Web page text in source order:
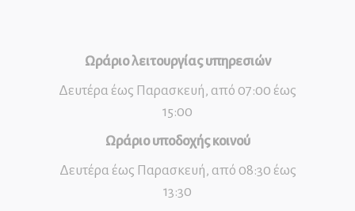
Ωράριο λειτουργίας υπηρεσιών
Δευτέρα έως Παρασκευή, από 07:00 έως
15:00
Ωράριο υποδοχής κοινού
Δευτέρα έως Παρασκευή, από 08:30 έως
13:30